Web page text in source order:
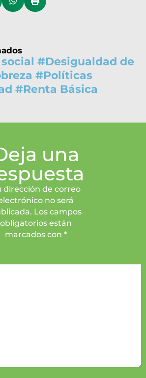
#Desigualdad de
#Políticas
#Renta Básica
una
dirección de correo
no será
Los campos
obligatorios están
marcados con *